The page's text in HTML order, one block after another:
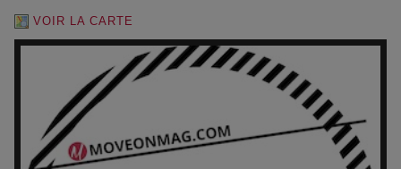
VOIR LA CARTE